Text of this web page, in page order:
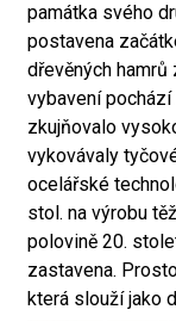
památka svého
postavena
dřevěných
vybavení
zkujňovalo
vykovávaly
ocelářské
stol. na výrobu
polovině 20.
zastavena.
která slouží jako